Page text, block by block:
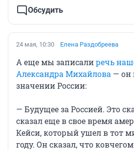
Обсудить
24 мая, 10:30 Елена Раздобреева
А еще мы записалиречь
Александра Михайлова — он
значении России:
— Будущее за Россией. Это
сказал еще в свое время
Кейси, который ушел в тот
году. Он сказал, что